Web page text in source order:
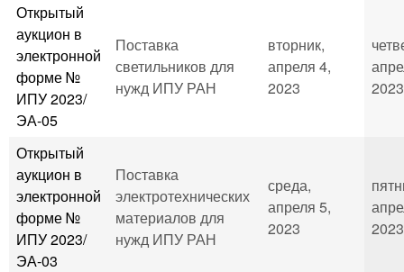
Открытый
аукцион в
электронной
форме №
ИПУ 2023/
ЭА-05
Поставка
светильников для
нужд ИПУ РАН
вторник,
апреля 4,
2023
Открытый
аукцион в
электронной
форме №
ИПУ 2023/
ЭА-03
Поставка
электротехнических
материалов для
нужд ИПУ РАН
среда,
апреля 5,
2023